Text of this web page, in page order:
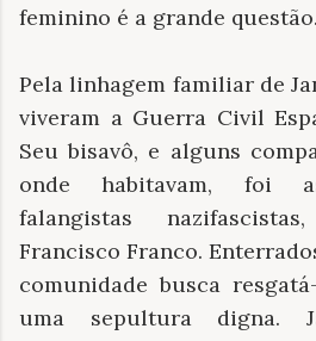
feminino é a grande questão.
Pela linhagem familiar de
viveram a Guerra Civil
Seu bisavô, e alguns
onde habitavam, foi
falangistas
Francisco Franco.
comunidade busca
uma sepultura digna.